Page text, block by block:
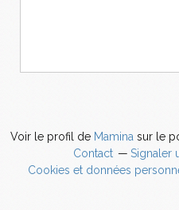
Voir le profil de Mamina sur le
Contact
Signaler
Cookies et données